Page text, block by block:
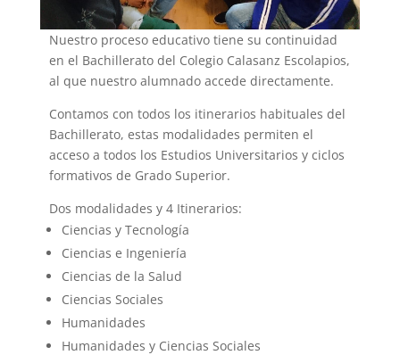
Nuestro proceso educativo tiene su continuidad
en el Bachillerato del Colegio Calasanz Escolapios,
al que nuestro alumnado accede directamente.
Contamos con todos los itinerarios habituales del
Bachillerato, estas modalidades permiten el
acceso a todos los Estudios Universitarios y ciclos
formativos de Grado Superior.
Dos modalidades y 4 Itinerarios:
Ciencias y Tecnología
Ciencias e Ingeniería
Ciencias de la Salud
Ciencias Sociales
Humanidades
Humanidades y Ciencias Sociales